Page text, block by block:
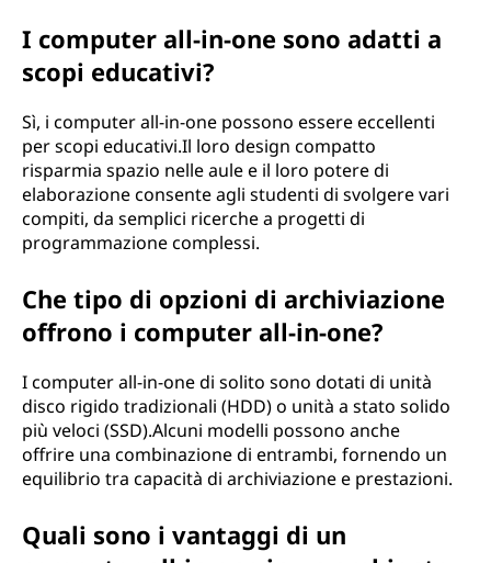
I computer all-in-one sono adatti a
scopi educativi?
Sì, i computer all-in-one possono essere eccellenti
per scopi educativi.Il loro design compatto
risparmia spazio nelle aule e il loro potere di
elaborazione consente agli studenti di svolgere vari
compiti, da semplici ricerche a progetti di
programmazione complessi.
Che tipo di opzioni di archiviazione
offrono i computer all-in-one?
I computer all-in-one di solito sono dotati di unità
disco rigido tradizionali (HDD) o unità a stato solido
più veloci (SSD).Alcuni modelli possono anche
offrire una combinazione di entrambi, fornendo un
equilibrio tra capacità di archiviazione e prestazioni.
Quali sono i vantaggi di un